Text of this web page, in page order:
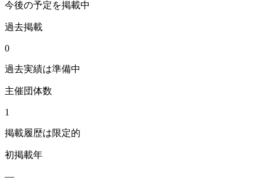
今後の予定を掲載中
過去掲載
0
過去実績は準備中
主催団体数
1
掲載履歴は限定的
初掲載年
—